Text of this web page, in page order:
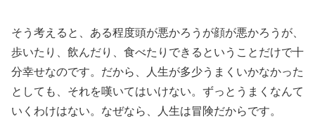
そう考えると、ある程度頭が悪かろうが顔が悪かろうが、
歩いたり、飲んだり、食べたりできるということだけで十
分幸せなのです。だから、人生が多少うまくいかなかった
としても、それを嘆いてはいけない。ずっとうまくなんて
いくわけはない。なぜなら、人生は冒険だからです。